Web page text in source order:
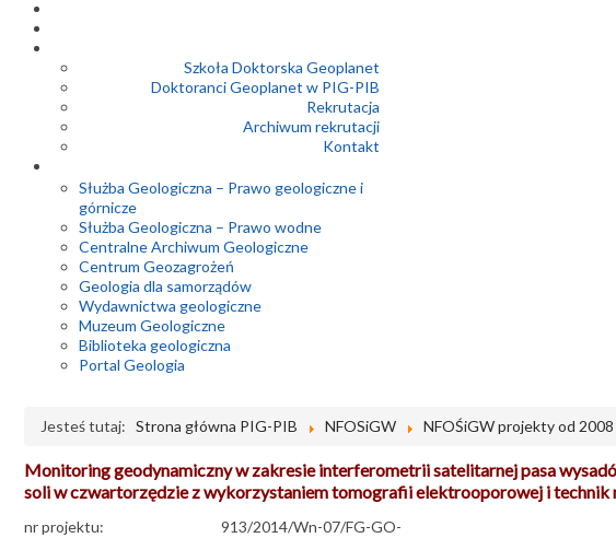
Szkoła Doktorska Geoplanet
Doktoranci Geoplanet w PIG-PIB
Rekrutacja
Archiwum rekrutacji
Kontakt
Służba Geologiczna – Prawo geologiczne i
górnicze
Służba Geologiczna – Prawo wodne
Centralne Archiwum Geologiczne
Centrum Geozagrożeń
Geologia dla samorządów
Wydawnictwa geologiczne
Muzeum Geologiczne
Biblioteka geologiczna
Portal Geologia
Jesteś tutaj: Strona główna PIG-PIB NFOSiGW NFOŚiGW projekty od 2008
Monitoring geodynamiczny w zakresie interferometrii satelitarnej pasa
soli w czwartorzędzie z wykorzystaniem tomografii elektrooporowej i technik
nr projektu:
913/2014/Wn-07/FG-GO-